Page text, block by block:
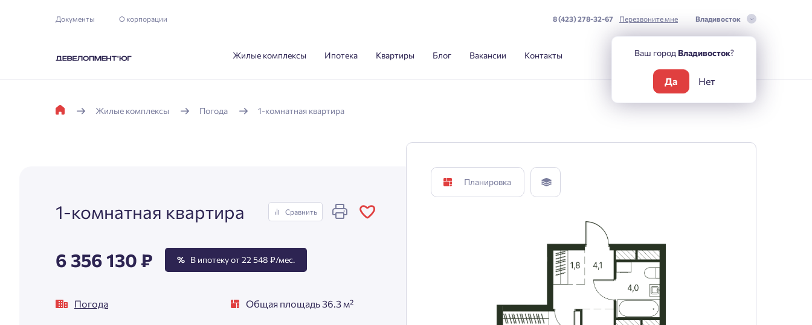
Документы О корпорации 8 (423) 278-32-67 Перезвоните мне Владивосток
Жилые комплексы Ипотека Квартиры Блог Вакансии Контакты
Жилые комплексы Погода 1-комнатная квартира
1-комнатная квартира Сравнить
6 356 130 ₽ % В ипотеку от 22 548 ₽/мес.
Погода Общая площадь 36.3 м²
Планировка
Ваш город Владивосток?
Да Нет